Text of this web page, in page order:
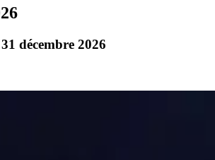
décembre 2026